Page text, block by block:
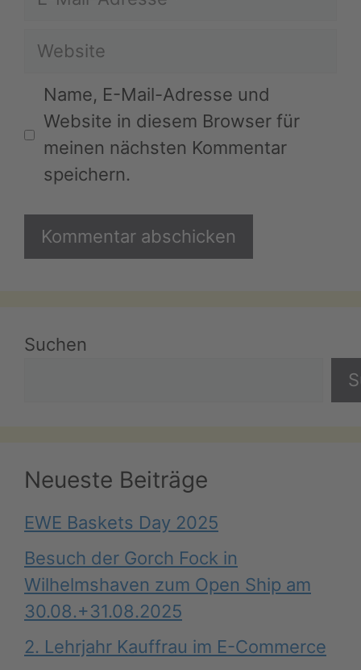
Adresse
Website
Name, E-Mail-Adresse und
Website in diesem Browser für
meinen nächsten Kommentar
speichern.
Suchen
Neueste Beiträge
EWE Baskets Day 2025
Besuch der Gorch Fock in
Wilhelmshaven zum Open Ship am
30.08.+31.08.2025
2. Lehrjahr Kauffrau im E-Commerce